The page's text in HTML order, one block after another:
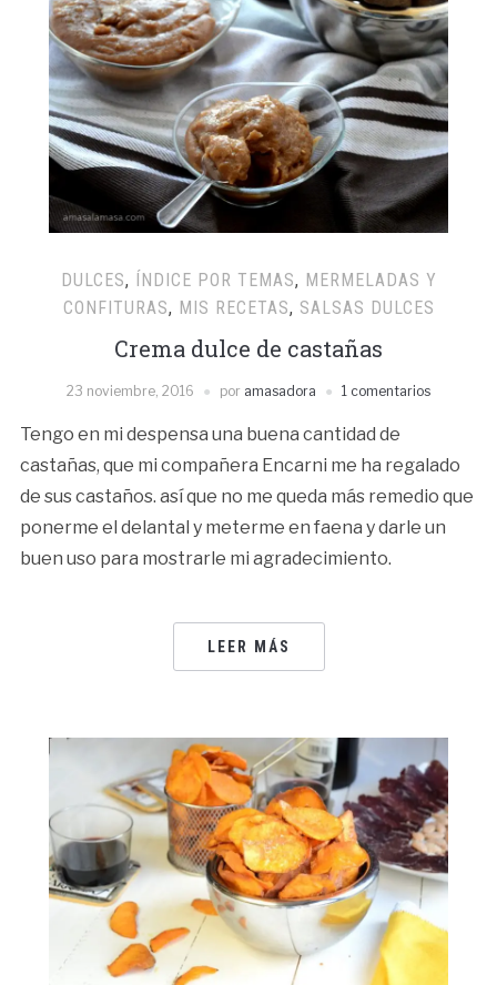
DULCES, ÍNDICE POR TEMAS, MERMELADAS Y
CONFITURAS, MIS RECETAS, SALSAS DULCES
Crema dulce de castañas
23 noviembre, 2016 por amasadora 1 comentarios
Tengo en mi despensa una buena cantidad de
castañas, que mi compañera Encarni me ha regalado
de sus castaños. así que no me queda más remedio que
ponerme el delantal y meterme en faena y darle un
buen uso para mostrarle mi agradecimiento.
LEER MÁS